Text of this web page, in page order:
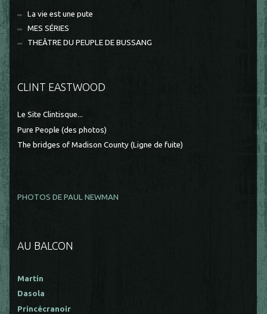
La vie est une pute
MES SÉRIES
THEÂTRE DU PEUPLE DE BUSSANG
CLINT EASTWOOD
Le Site Clintisque...
Pure People (des photos)
The bridges of Madison County (Ligne de fuite)
PHOTOS DE PAUL NEWMAN
AU BALCON
Martin
Dasola
Princécranoir